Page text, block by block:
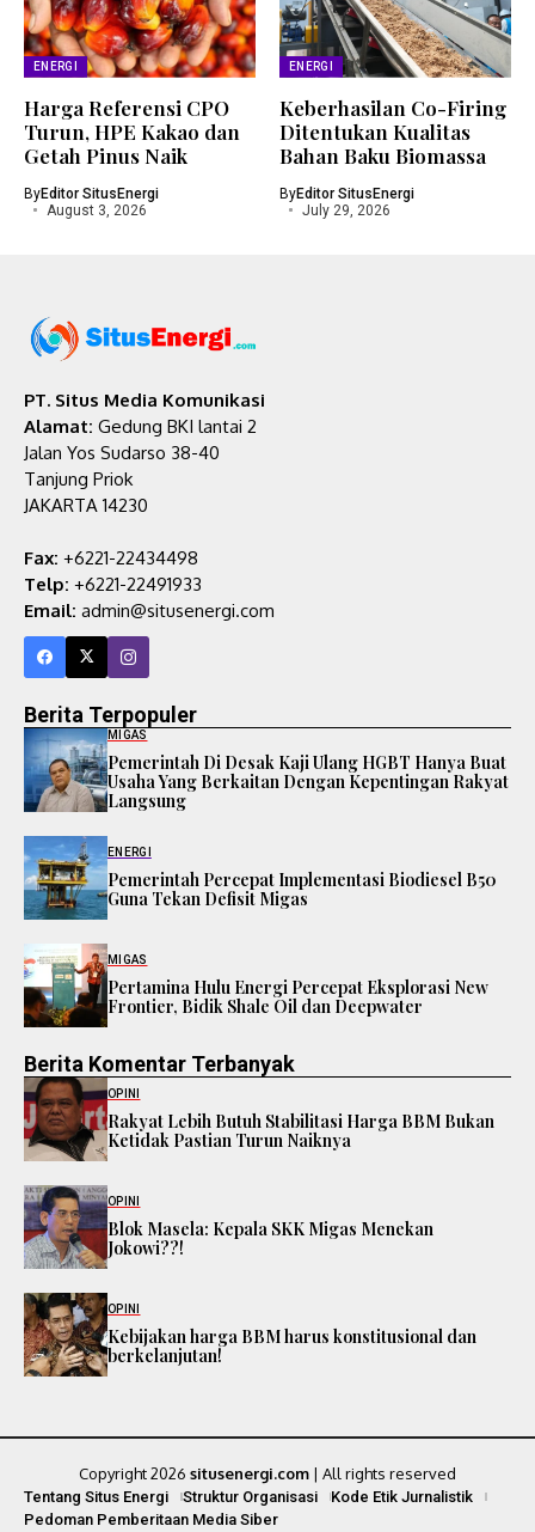
ENERGI
Harga Referensi CPO
Turun, HPE Kakao dan
Getah Pinus Naik
ByEditor SitusEnergi
August 3, 2026
ENERGI
Keberhasilan Co-Firing
Ditentukan Kualitas
Bahan Baku Biomassa
ByEditor SitusEnergi
July 29, 2026
PT. Situs Media Komunikasi
Alamat: Gedung BKI lantai 2
Jalan Yos Sudarso 38-40
Tanjung Priok
JAKARTA 14230
Fax: +6221-22434498
Telp: +6221-22491933
Email: admin@situsenergi.com
Berita Terpopuler
MIGAS
Pemerintah Di Desak Kaji Ulang HGBT Hanya Buat
Usaha Yang Berkaitan Dengan Kepentingan Rakyat
Langsung
ENERGI
Pemerintah Percepat Implementasi Biodiesel B50
Guna Tekan Defisit Migas
MIGAS
Pertamina Hulu Energi Percepat Eksplorasi New
Frontier, Bidik Shale Oil dan Deepwater
Berita Komentar Terbanyak
OPINI
Rakyat Lebih Butuh Stabilitasi Harga BBM Bukan
Ketidak Pastian Turun Naiknya
OPINI
Blok Masela: Kepala SKK Migas Menekan
Jokowi??!
OPINI
Kebijakan harga BBM harus konstitusional dan
berkelanjutan!
Copyright 2026 situsenergi.com | All rights reserved
Tentang Situs Energi Struktur Organisasi
Kode Etik Jurnalistik
Pedoman Pemberitaan Media Siber